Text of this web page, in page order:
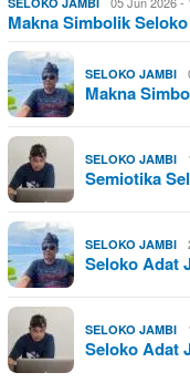
Makna Simbolik
SELOKO JAMBI
Makna
SELOKO JAMBI
Semiotika
SELOKO JAMBI
Seloko Adat
SELOKO JAMBI
Seloko Adat